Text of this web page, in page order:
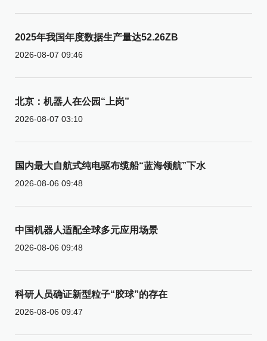
2025年我国年度数据生产量达52.26ZB
2026-08-07 09:46
北京：机器人在公园“上岗”
2026-08-07 03:10
国内最大自航式纯电驱布缆船“蓝海领航”下水
2026-08-06 09:48
中国机器人适配全球多元应用场景
2026-08-06 09:48
科研人员确证新型粒子“胶球”的存在
2026-08-06 09:47